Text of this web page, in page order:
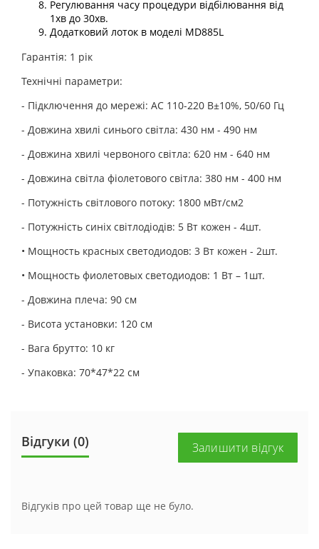
Регулювання часу процедури відбілювання від
1хв до 30хв.
Додатковий лоток в моделі MD885L
Гарантія: 1 рік
Технічні параметри:
- Підключення до мережі: АС 110-220 В±10%, 50/60 Гц
- Довжина хвилі синього світла: 430 нм - 490 нм
- Довжина хвилі червоного світла: 620 нм - 640 нм
- Довжина світла фіолетового світла: 380 нм - 400 нм
- Потужність світлового потоку: 1800 мВт/см2
- Потужність синіх світлодіодів: 5 Вт кожен - 4шт.
• Мощность красных светодиодов: 3 Вт кожен - 2шт.
• Мощность фиолетовых светодиодов: 1 Вт – 1шт.
- Довжина плеча: 90 см
- Висота установки: 120 см
- Вага брутто: 10 кг
- Упаковка: 70*47*22 см
Відгуки (0) Залишити відгук
Відгуків про цей товар ще не було.